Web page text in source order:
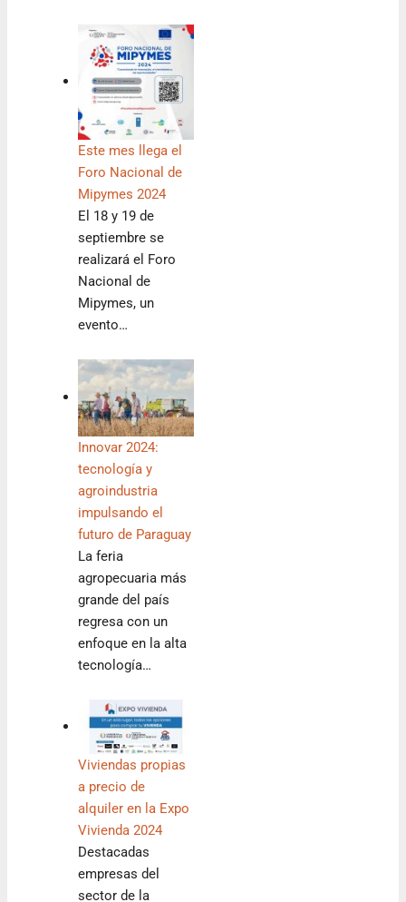
Este mes llega el
Foro Nacional de
Mipymes 2024
El 18 y 19 de
septiembre se
realizará el Foro
Nacional de
Mipymes, un
evento…
Innovar 2024:
tecnología y
agroindustria
impulsando el
futuro de Paraguay
La feria
agropecuaria más
grande del país
regresa con un
enfoque en la alta
tecnología…
Viviendas propias
a precio de
alquiler en la Expo
Vivienda 2024
Destacadas
empresas del
sector de la